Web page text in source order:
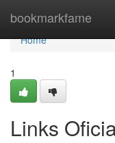
bookmarkfame
Home
Home
1
Links